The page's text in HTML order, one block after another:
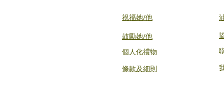
祝福她/他
鼓勵她/他
個人化禮物
條款及細則